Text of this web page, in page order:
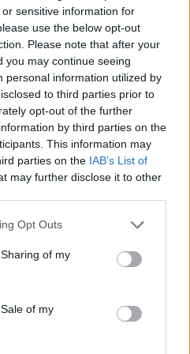
sensitive information for
use the below opt-out
Please note that after your
you may continue seeing
personal information utilized by
to third parties prior to
opt-out of the further
by third parties on the
This information may
parties on the IAB’s List of
may further disclose it to other
app uses one or more Google
behaviour. You may click to
and its third-party tags to
purposes in below Google
Opt Outs
of my
of my
cékla keresztmetszete,
a képre.
rákellenes